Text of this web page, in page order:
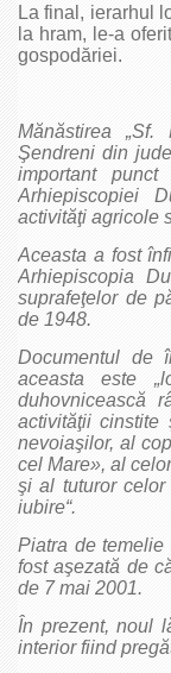
La final, ierarhul
la hram, le-a
gospodăriei.
Mănăstirea
Şendreni din
important
Arhiepiscopiei
activităţi agricole
Aceasta a fost
Arhiepiscopia
suprafeţelor de
de 1948.
Documentul de
aceasta este
duhovnicească
activităţii cinstite
nevoiaşilor, al
cel Mare», al
şi al tuturor
iubire“.
Piatra de
fost aşezată de
de 7 mai 2001.
În prezent, noul
interior fiind